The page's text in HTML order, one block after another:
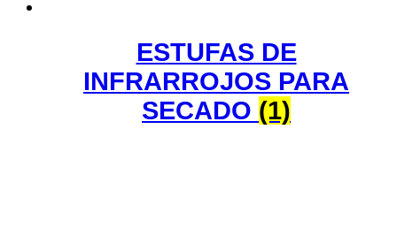
ESTUFAS DE
INFRARROJOS PARA
SECADO (1)